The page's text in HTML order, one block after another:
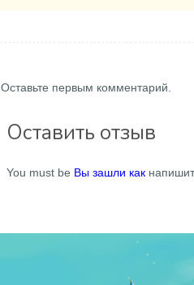
Оставьте первым комментарий.
Оставить отзыв
You must be Вы зашли как